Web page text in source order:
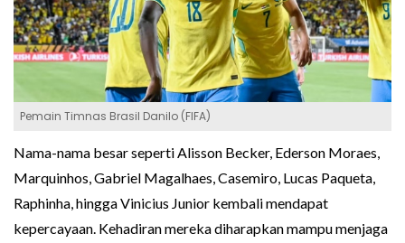
Pemain Timnas Brasil Danilo (FIFA)
Nama-nama besar seperti Alisson Becker, Ederson Moraes,
Marquinhos, Gabriel Magalhaes, Casemiro, Lucas Paqueta,
Raphinha, hingga Vinicius Junior kembali mendapat
kepercayaan. Kehadiran mereka diharapkan mampu menjaga